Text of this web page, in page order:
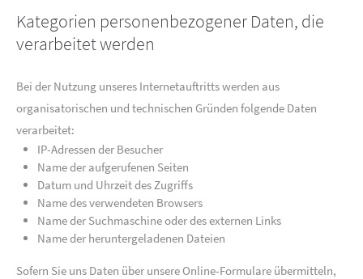
Kategorien personenbezogener Daten, die
verarbeitet werden
Bei der Nutzung unseres Internetauftritts werden aus
organisatorischen und technischen Gründen folgende Daten
verarbeitet:
IP-Adressen der Besucher
Name der aufgerufenen Seiten
Datum und Uhrzeit des Zugriffs
Name des verwendeten Browsers
Name der Suchmaschine oder des externen Links
Name der heruntergeladenen Dateien
Sofern Sie uns Daten über unsere Online-Formulare übermitteln,